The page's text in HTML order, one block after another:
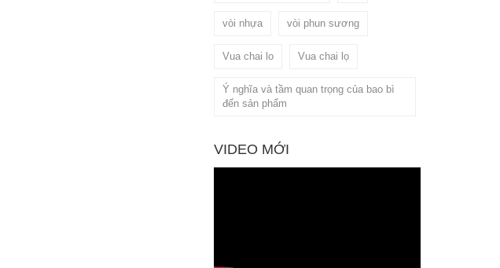
vòi nhựa vòi phun sương
Vua chai lo Vua chai lọ
Ý nghĩa và tầm quan trọng của bao bì
đến sản phẩm
VIDEO MỚI